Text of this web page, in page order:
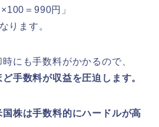
＝990円」
ります。
にも手数料がかかるので、
手数料が収益を圧迫します。
国株は手数料的にハードルが高